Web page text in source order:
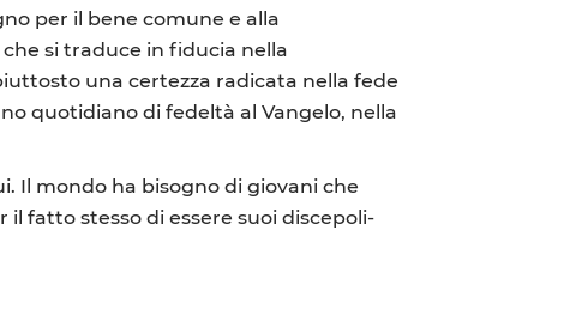
per il bene comune e alla
si traduce in fiducia nella
una certezza radicata nella fede
quotidiano di fedeltà al Vangelo, nella
Il mondo ha bisogno di giovani che
fatto stesso di essere suoi discepoli-